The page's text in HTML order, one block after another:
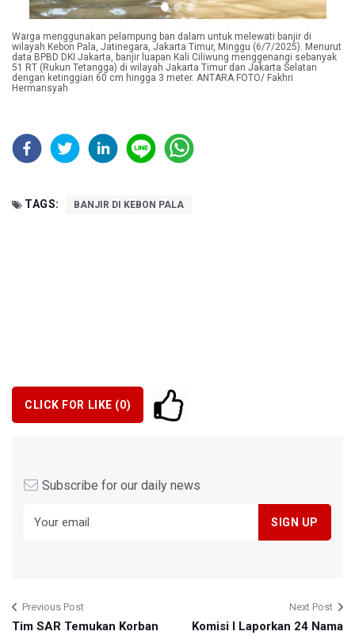
Warga menggunakan pelampung ban dalam untuk melewati banjir di
wilayah Kebon Pala, Jatinegara, Jakarta Timur, Minggu (6/7/2025). Menurut
data BPBD DKI Jakarta, banjir luapan Kali Ciliwung menggenangi sebanyak
51 RT (Rukun Tetangga) di wilayah Jakarta Timur dan Jakarta Selatan
dengan ketinggian 60 cm hingga 3 meter. ANTARA FOTO/ Fakhri
Hermansyah
TAGS: BANJIR DI KEBON PALA
CLICK FOR LIKE (0)
Subscribe for our daily news
Previous Post
Tim SAR Temukan Korban
Next Post
Komisi I Laporkan 24 Nama